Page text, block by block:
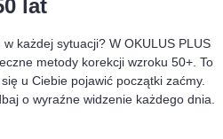
lat
każdej sytuacji? W OKULUS PLUS
metody korekcji wzroku 50+. To
u Ciebie pojawić początki zaćmy.
o wyraźne widzenie każdego dnia.